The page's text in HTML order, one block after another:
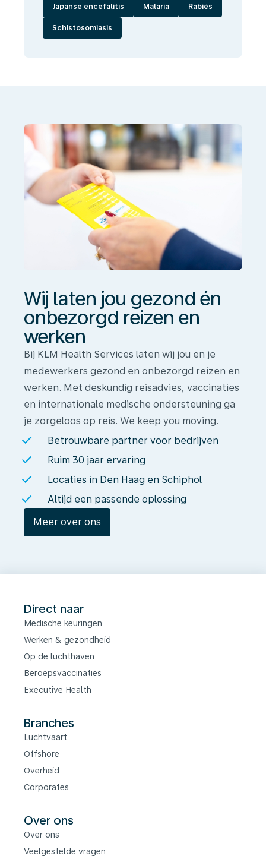
Japanse encefalitis Malaria Rabiës
Schistosomiasis
onbezorgd
reizen
werken
Wij laten jou gezond én
onbezorgd reizen en
werken
Bij KLM Health Services laten wij jou en je
medewerkers gezond en onbezorgd reizen en
werken. Met deskundig reisadvies, vaccinaties
en internationale medische ondersteuning ga
je zorgeloos op reis. We keep you moving.
Betrouwbare partner voor bedrijven
Ruim 30 jaar ervaring
Locaties in Den Haag en Schiphol
Altijd een passende oplossing
Meer over ons
Direct naar
Medische keuringen
Werken & gezondheid
Op de luchthaven
Beroepsvaccinaties
Executive Health
Branches
Luchtvaart
Offshore
Overheid
Corporates
Over ons
Over ons
Veelgestelde vragen